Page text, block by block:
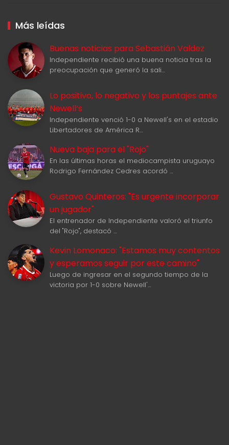
Más leídas
Buenas noticias para Sebastián Valdez
Independiente recibió una buena noticia tras la
preocupación que generó la sali…
Lo positivo, lo negativo y los puntajes ante
Newell‘s
Independiente venció 1-0 a Newell's en el estadio
Libertadores de América R…
Nueva baja para el "Rojo"
En las últimas horas el mediocampista uruguayo
Rodrigo Fernández Cedres acordó …
Gustavo Quinteros: "Es urgente incorporar
un jugador"
El entrenador de Independiente valoró el triunfo
del "Rojo", destacó …
Kevin Lomonaco: "Estamos muy contentos
y esperamos seguir por este camino"
Luego de ingresar en el segundo tiempo de la
victoria por 1-0 sobre Newell'…